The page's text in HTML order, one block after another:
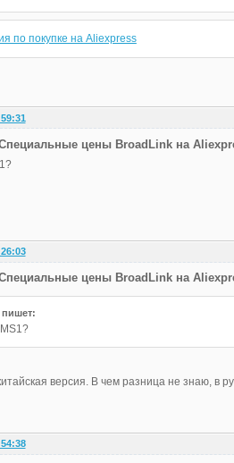
по покупке на Aliexpress
цены BroadLink на
цены BroadLink на
пишет:
версия. В чем разница не знаю, в